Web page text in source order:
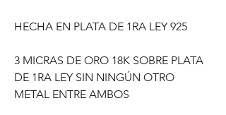
HECHA EN PLATA DE 1RA LEY 925
3 MICRAS DE ORO 18K SOBRE PLATA
DE 1RA LEY SIN NINGÚN OTRO
METAL ENTRE AMBOS